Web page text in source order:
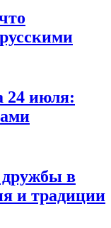
24 июля:
в
и традиции